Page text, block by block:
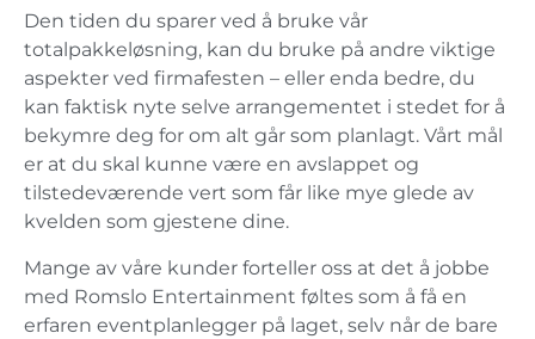
Den tiden du sparer ved å bruke vår
totalpakkeløsning, kan du bruke på andre viktige
aspekter ved firmafesten – eller enda bedre, du
kan faktisk nyte selve arrangementet i stedet for å
bekymre deg for om alt går som planlagt. Vårt mål
er at du skal kunne være en avslappet og
tilstedeværende vert som får like mye glede av
kvelden som gjestene dine.
Mange av våre kunder forteller oss at det å jobbe
med Romslo Entertainment føltes som å få en
erfaren eventplanlegger på laget, selv når de bare